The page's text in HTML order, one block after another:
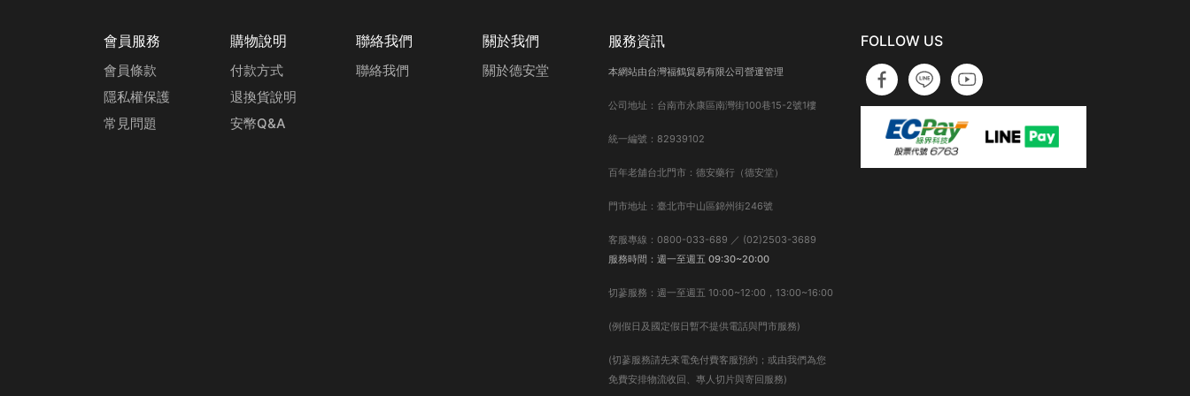
會員服務
會員條款
隱私權保護
常見問題
購物說明
付款方式
退換貨說明
安幣Q&A
聯絡我們
聯絡我們
關於我們
關於德安堂
服務資訊
本網站由台灣福鶴貿易有限公司營運管理
公司地址：台南市永康區南灣街100巷15-2號1樓
統一編號：82939102
百年老舖台北門市：德安藥行（德安堂）
門市地址：臺北市中山區錦州街246號
客服專線：0800-033-689 ／ (02)2503-3689
服務時間：週一至週五 09:30~20:00
切蔘服務：週一至週五 10:00~12:00，13:00~16:00
(例假日及國定假日暫不提供電話與門市服務)
(切蔘服務請先來電免付費客服預約；或由我們為您
免費安排物流收回、專人切片與寄回服務)
FOLLOW US